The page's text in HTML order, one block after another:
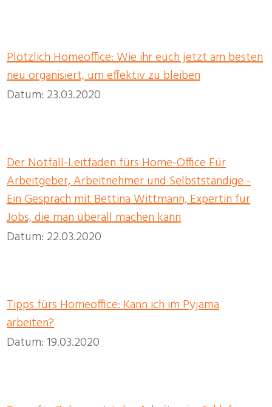
Plötzlich Homeoffice: Wie ihr euch jetzt am besten
neu organisiert, um effektiv zu bleiben
Datum: 23.03.2020
Der Notfall-Leitfaden fürs Home-Office Für
Arbeitgeber, Arbeitnehmer und Selbstständige -
Ein Gespräch mit Bettina Wittmann, Expertin für
Jobs, die man überall machen kann
Datum: 22.03.2020
Tipps fürs Homeoffice: Kann ich im Pyjama
arbeiten?
Datum: 19.03.2020